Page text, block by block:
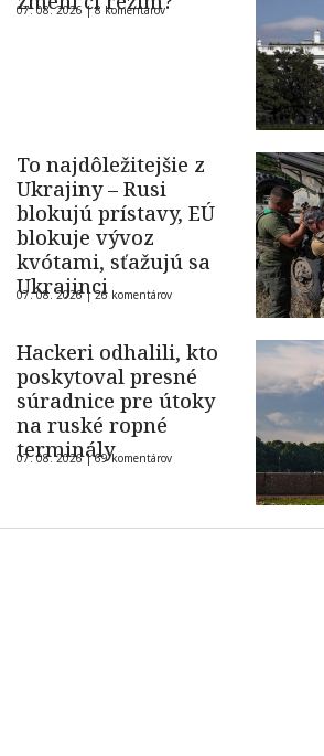
07. 08. 2026 |8 komentárov
To najdôležitejšie z
Ukrajiny – Rusi
blokujú prístavy, EÚ
blokuje vývoz
kvótami, sťažujú sa
Ukrajinci
07. 08. 2026 |26 komentárov
Hackeri odhalili, kto
poskytoval presné
súradnice pre útoky
na ruské ropné
terminály
07. 08. 2026 |69 komentárov